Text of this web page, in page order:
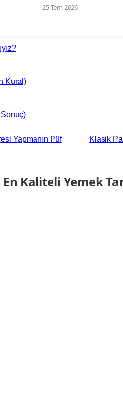
25 Tem 2026
Kural)
Sonuç)
Yapmanın Püf
Klasik
Kaliteli Yemek